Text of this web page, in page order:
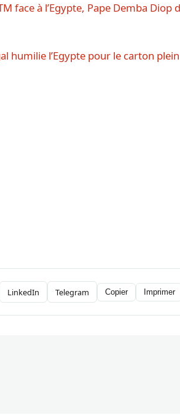
face à l’Egypte, Pape Demba Diop
humilie l’Egypte pour le carton plein
LinkedIn Telegram Copier Imprimer